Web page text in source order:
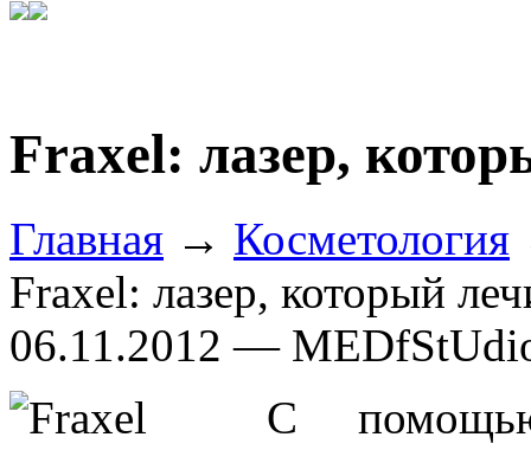
Fraxel: лазер,
Главная → Косметология
Fraxel: лазер, который
06.11.2012 —
С